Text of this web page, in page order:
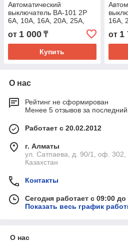
Автоматический
выключатель ВА-101 2P
6А, 10А, 16A, 20А, 25А,
32А, 40А 50А, 63А 4,5кА
DEKraft
от 1 000 ₸
Купить
16А,
40А,
ВА
от 1
О нас
Рейтинг не сформирован
Менее 5 отзывов за последний
Работает с 20.02.2012
г. Алматы
ул. Сатпаева, д. 90/1, оф.
Казахстан
Контакты
Сегодня работает с 09:00 до
Показать весь график
О нас